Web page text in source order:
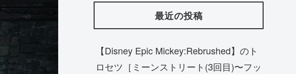
最近の投稿
【Disney Epic Mickey:Rebrushed】のト
ロセツ［ミーンストリート(3回目)〜フッ